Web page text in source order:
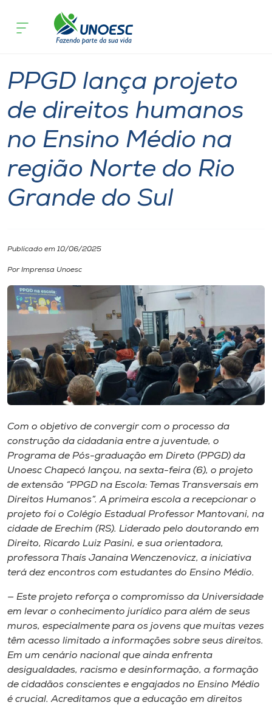
Cursos
Pesquisa
Atendimento ao Estudante
Portal de Ensino
Internacionalização
I.nova
Diplomados
Cultura
CPA
Biblioteca
Editora
Rádio
Museu
Store
Selecione
o idioma
Mestrado
PPGD lança projeto
de direitos humanos
no Ensino Médio na
região Norte do Rio
Grande do Sul
Publicado em 10/06/2025
Por Imprensa Unoesc
Com o objetivo de convergir com o processo da
construção da cidadania entre a juventude, o
Programa de Pós-graduação em Direto (PPGD) da
Unoesc Chapecó lançou, na sexta-feira (6), o projeto
de extensão “PPGD na Escola: Temas Transversais em
Direitos Humanos”. A primeira escola a recepcionar o
projeto foi o Colégio Estadual Professor Mantovani, na
cidade de Erechim (RS). Liderado pelo doutorando em
Direito, Ricardo Luiz Pasini, e sua orientadora,
professora Thaís Janaina Wenczenovicz, a iniciativa
terá dez encontros com estudantes do Ensino Médio.
— Este projeto reforça o compromisso da Universidade
em levar o conhecimento jurídico para além de seus
muros, especialmente para os jovens que muitas vezes
têm acesso limitado a informações sobre seus direitos.
Em um cenário nacional que ainda enfrenta
desigualdades, racismo e desinformação, a formação
de cidadãos conscientes e engajados no Ensino Médio
é crucial. Acreditamos que a educação em direitos